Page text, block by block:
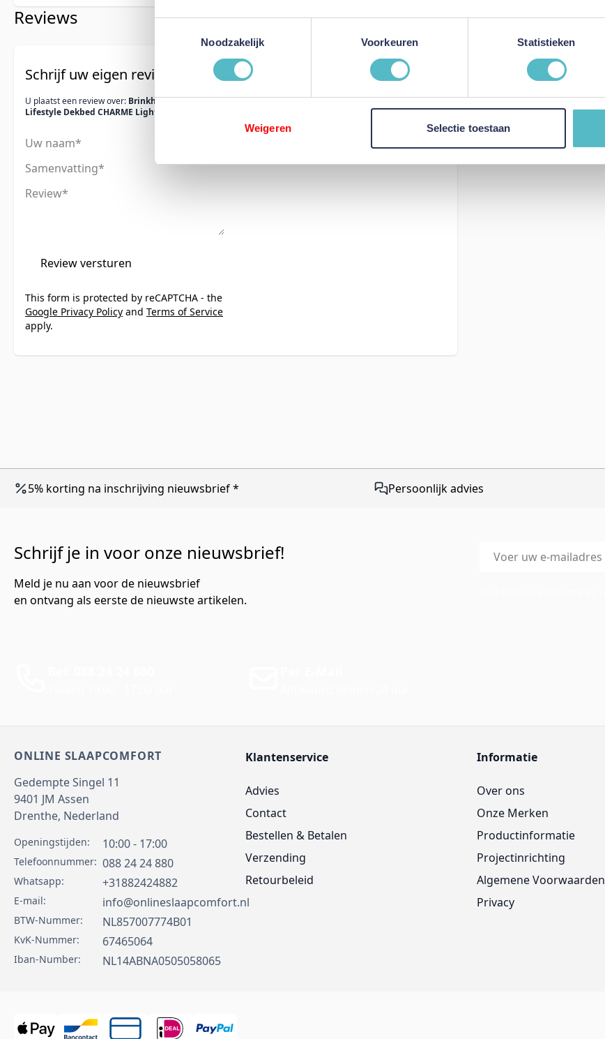
Noodzakelijk
Voorkeuren Statistieken
Weigeren Selectie toestaan
Reviews
Schrijf uw eigen review
U plaatst een review over: Brinkhaus Luxury
Lifestyle Dekbed CHARME Light
Uw naam
Samenvatting
Review
Review versturen
This form is protected by reCAPTCHA - the
Google Privacy Policy and Terms of Service
apply.
5% korting na inschrijving nieuwsbrief * Persoonlijk advies
Schrijf je in voor onze nieuwsbrief!
Meld je nu aan voor de nieuwsbrief
en ontvang als eerste de nieuwste artikelen.
E-mailadres
ONLINE SLAAPCOMFORT
Gedempte Singel 11
9401 JM Assen
Drenthe, Nederland
Openingstijden: 10:00 - 17:00
Telefoonnummer: 088 24 24 880
Whatsapp: +31882424882
E-mail: info@onlineslaapcomfort.nl
BTW-Nummer: NL857007774B01
KvK-Nummer: 67465064
Iban-Number: NL14ABNA0505058065
Klantenservice
Advies
Contact
Bestellen & Betalen
Verzending
Retourbeleid
Informatie
Over ons
Onze Merken
Productinformatie
Projectinrichting
Algemene Voorwaarden
Privacy